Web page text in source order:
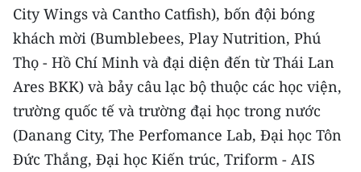
Video
Media Chính trị
Media Kinh tế
Media Văn hóa
Media Xã hội
City Wings và Cantho Catfish), bốn đội bóng
khách mời (Bumblebees, Play Nutrition, Phú
Thọ - Hồ Chí Minh và đại diện đến từ Thái Lan
Ares BKK) và bảy câu lạc bộ thuộc các học viện,
trường quốc tế và trường đại học trong nước
(Danang City, The Perfomance Lab, Đại học Tôn
Đức Thắng, Đại học Kiến trúc, Triform - AIS